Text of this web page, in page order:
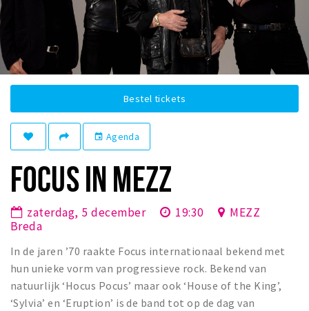
Winkels
Parkeren
Musea, theaters & podia
Toeristische routes
Natuurgebieden
Baroniepoorten
Sport
Bestel tickets
event Agenda
FOCUS IN MEZZ
zaterdag, 5 december 19:30
MEZZ
Breda
In de jaren ’70 raakte Focus internationaal bekend met
hun unieke vorm van progressieve rock. Bekend van
natuurlijk ‘Hocus Pocus’ maar ook ‘House of the King’,
‘Sylvia’ en ‘Eruption’ is de band tot op de dag van